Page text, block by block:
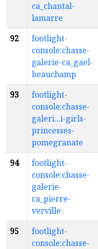
ca_chantal-
lamarre
92
footlight-
console:chasse-
galerie-ca_gael-
beauchamp
93
footlight-
console:chasse-
galeri...i-girls-
princesses-
pomegranate
94
footlight-
console:chasse-
galerie-
ca_pierre-
verville
95
footlight-
console:chasse-